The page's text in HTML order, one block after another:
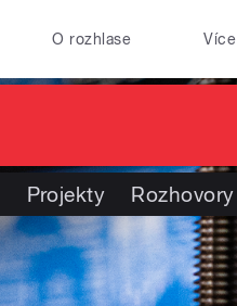
O rozhlase Více
Projekty Rozhovory